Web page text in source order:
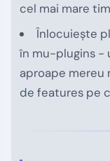
cel mai mare
Înlocuiește
în mu-plugins -
aproape mereu
de features pe